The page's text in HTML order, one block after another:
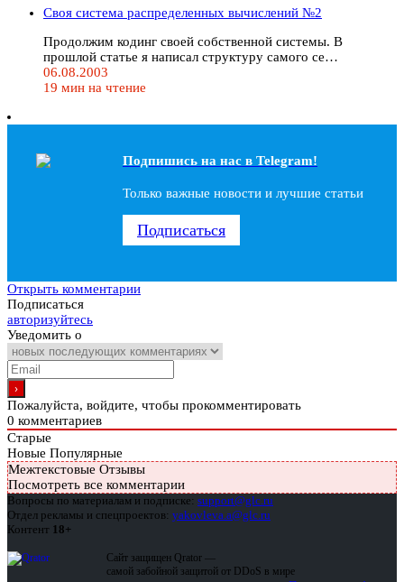
Своя система распределенных вычислений №2
Продолжим кодинг своей собственной системы. В
прошлой статье я написал структуру самого се…
06.08.2003
19 мин на чтение
Подпишись на наc в Telegram!
Только важные новости и лучшие статьи
Подписаться
Открыть комментарии
Подписаться
авторизуйтесь
Уведомить о
Пожалуйста, войдите, чтобы прокомментировать
0 комментариев
Старые
Новые Популярные
Межтекстовые Отзывы
Посмотреть все комментарии
Вопросы по материалам и подписке: support@glc.ru
Отдел рекламы и спецпроектов: yakovleva.a@glc.ru
Контент 18+
Сайт защищен Qrator —
самой забойной защитой от DDoS в мире